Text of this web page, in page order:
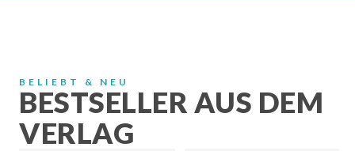
BELIEBT & NEU
BESTSELLER AUS DEM
VERLAG